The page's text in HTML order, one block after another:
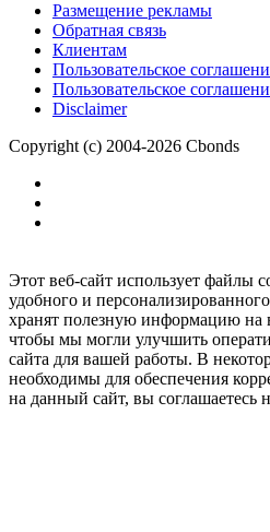
Размещение рекламы
Обратная связь
Клиентам
Пользовательское
Пользовательское
Disclaimer
Copyright (c) 2004-2026 Cbonds
Этот веб-сайт использует файлы
удобного и
хранят полезную информацию на
чтобы мы могли улучшить
сайта для вашей работы. В
необходимы для обеспечения
на данный сайт, вы соглашаетесь